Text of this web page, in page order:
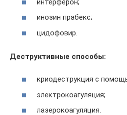
инозин прабекс;
цидофовир.
Деструктивные способы:
криодеструкция с
электрокоагуляция;
лазерокоагуляция.